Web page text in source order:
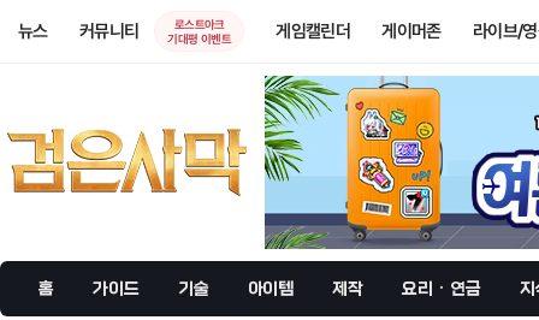
뉴스 커뮤니티
로스트아크
기대평 이벤트
게임캘린더 게이머존 라이브/
홈 가이드 기술 아이템 제작 요리 · 연금 지